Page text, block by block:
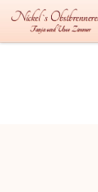
Zum Inhalt